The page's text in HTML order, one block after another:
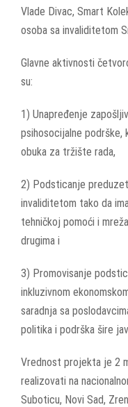
Vlade Divac, Smart
osoba sa invaliditetom
Glavne aktivnosti
su:
1) Unapređenje
psihosocijalne podrške,
obuka za tržište rada,
2) Podsticanje
invaliditetom tako da
tehničkoj pomoći i
drugima i
3) Promovisanje
inkluzivnom
saradnja sa
politika i podrška šire
Vrednost projekta je 2
realizovati na
Suboticu, Novi Sad,